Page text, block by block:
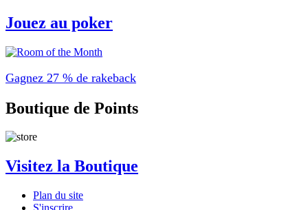
Jouez au poker
Gagnez 27 % de rakeback
Boutique de Points
Visitez la Boutique
Plan du site